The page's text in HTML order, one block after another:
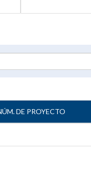
DE PROYECTO